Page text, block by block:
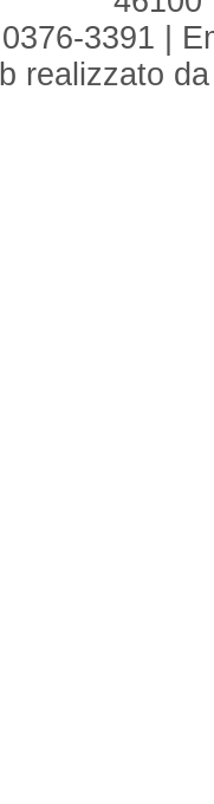
3391 |
realizzato